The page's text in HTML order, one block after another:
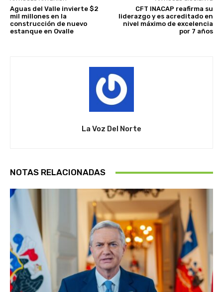
Aguas del Valle invierte $2
mil millones en la
construcción de nuevo
estanque en Ovalle
CFT INACAP reafirma su
liderazgo y es acreditado en
nivel máximo de excelencia
por 7 años
La Voz Del Norte
NOTAS RELACIONADAS